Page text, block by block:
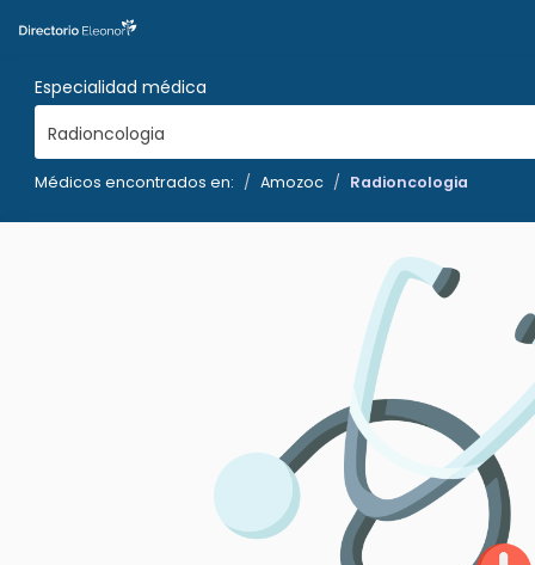
Especialidad médica
Radioncologia
Médicos encontrados en: Amozoc Radioncologia